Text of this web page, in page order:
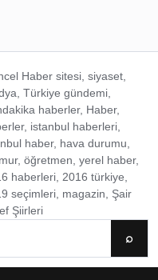
Haber sitesi, siyaset,
Türkiye gündemi,
haberler, Haber,
istanbul haberleri,
haber, hava durumu,
öğretmen, yerel haber,
haberleri, 2016 türkiye,
seçimleri, magazin, Şair
Şiirleri
⌕